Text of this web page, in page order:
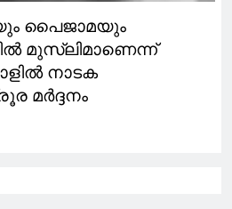
പൈജാമയും
മുസ്‌ലിമാണെന്ന്
നാടക
മർദ്ദനം